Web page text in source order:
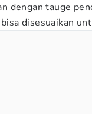
dengan tauge
disesuaikan